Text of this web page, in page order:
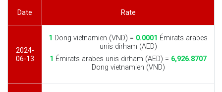
Date Rate
2024-
06-13
1 Dong vietnamien (VND) = 0.0001 Émirats arabes
unis dirham (AED)
1 Émirats arabes unis dirham (AED) = 6,926.8707
Dong vietnamien (VND)